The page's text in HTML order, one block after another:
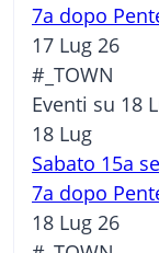
7a dopo
17 Lug 26
#_TOWN
Eventi su 18
18 Lug
Sabato 15a
7a dopo
18 Lug 26